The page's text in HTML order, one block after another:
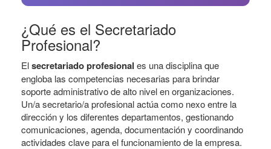
¿Qué es el Secretariado
Profesional?
Elsecretariado profesional es una disciplina que
engloba las competencias necesarias para brindar
soporte administrativo de alto nivel en organizaciones.
Un/a secretario/a profesional actúa como nexo entre la
dirección y los diferentes departamentos, gestionando
comunicaciones, agenda, documentación y coordinando
actividades clave para el funcionamiento de la empresa.